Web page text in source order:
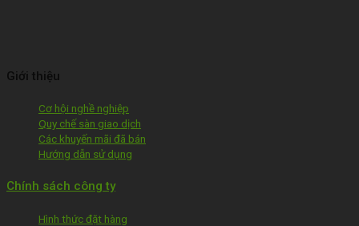
Giới thiệu
Cơ hội nghề nghiệp
Quy chế sàn giao dịch
Các khuyến mãi đã bán
Hướng dẫn sử dụng
Chính sách công ty
Hình thức đặt hàng